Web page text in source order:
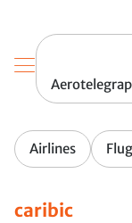
Airlines
caribic